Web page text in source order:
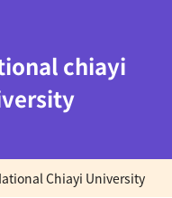
chiayi
Chiayi University